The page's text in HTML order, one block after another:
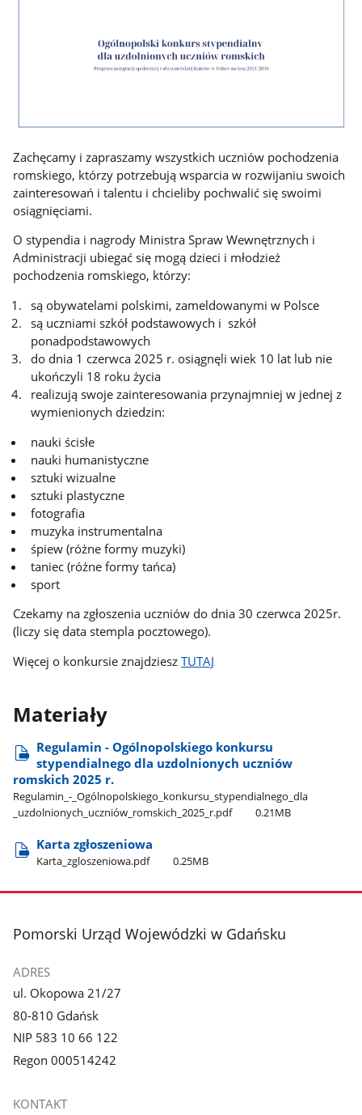
Zachęcamy i zapraszamy wszystkich uczniów pochodzenia
romskiego, którzy potrzebują wsparcia w rozwijaniu swoich
zainteresowań i talentu i chcieliby pochwalić się swoimi
osiągnięciami.
O stypendia i nagrody Ministra Spraw Wewnętrznych i
Administracji ubiegać się mogą dzieci i młodzież
pochodzenia romskiego, którzy:
są obywatelami polskimi, zameldowanymi w Polsce
są uczniami szkół podstawowych i szkół
ponadpodstawowych
do dnia 1 czerwca 2025 r. osiągnęli wiek 10 lat lub nie
ukończyli 18 roku życia
realizują swoje zainteresowania przynajmniej w jednej z
wymienionych dziedzin:
nauki ścisłe
nauki humanistyczne
sztuki wizualne
sztuki plastyczne
fotografia
muzyka instrumentalna
śpiew (różne formy muzyki)
taniec (różne formy tańca)
sport
Czekamy na zgłoszenia uczniów do dnia 30 czerwca 2025r.
(liczy się data stempla pocztowego).
Więcej o konkursie znajdzieszTUTAJ
Materiały
Regulamin - Ogólnopolskiego konkursu
stypendialnego dla uzdolnionych uczniów
romskich 2025 r.
Regulamin​_-​_Ogólnopolskiego​_konkursu​_stypendialnego​_dla​
_uzdolnionych​_uczniów​_romskich​_2025​_r.pdf
0.21MB
Karta zgłoszeniowa
Karta​_zgloszeniowa.pdf 0.25MB
stopka
Pomorski Urząd Wojewódzki w Gdańsku
ADRES
ul. Okopowa 21/27
80-810 Gdańsk
NIP 583 10 66 122
Regon 000514242
KONTAKT